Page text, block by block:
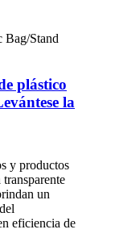
plástico
la
y productos
un
eficiencia de